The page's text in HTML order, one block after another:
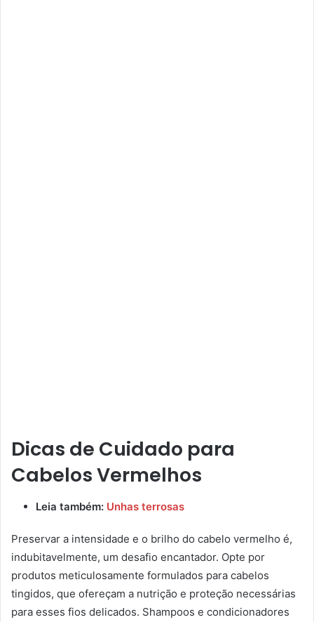
Dicas de Cuidado para
Cabelos Vermelhos
Leia também: Unhas terrosas
Preservar a intensidade e o brilho do cabelo vermelho é,
indubitavelmente, um desafio encantador. Opte por
produtos meticulosamente formulados para cabelos
tingidos, que ofereçam a nutrição e proteção necessárias
para esses fios delicados. Shampoos e condicionadores